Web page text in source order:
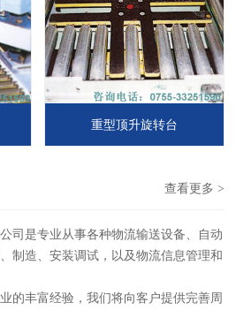
重型顶升旋转台
查看更多 >
司是专业从事各种物流输送设备、自动
制造、安装调试，以及物流信息管理和
的丰富经验，我们将向客户提供完善周